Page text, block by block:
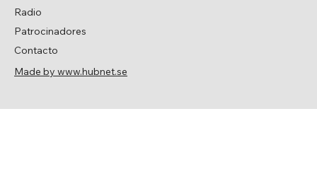
Radio
Patrocinadores
Contacto
Made by www.hubnet.se